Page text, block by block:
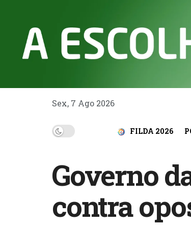
Sex, 7 Ago 2026
FILDA 2026
Governo
contra